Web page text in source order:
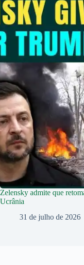
Zelensky admite que
Ucrânia
31 de julho de 2026